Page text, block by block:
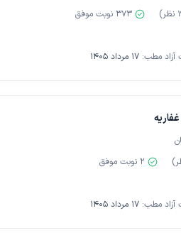
نظر) 373 نوبت موفق
آزاد مطب: 17 مرداد 1405
2 نوبت موفق
آزاد مطب: 17 مرداد 1405